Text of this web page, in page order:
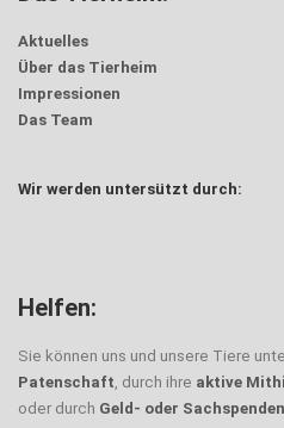
Aktuelles
Über das Tierheim
Impressionen
Das Team
Wir werden untersützt durch:
Helfen:
Sie können uns und unsere Tiere
Patenschaft, durch ihre aktive
oder durch Geld- oder Sachspenden